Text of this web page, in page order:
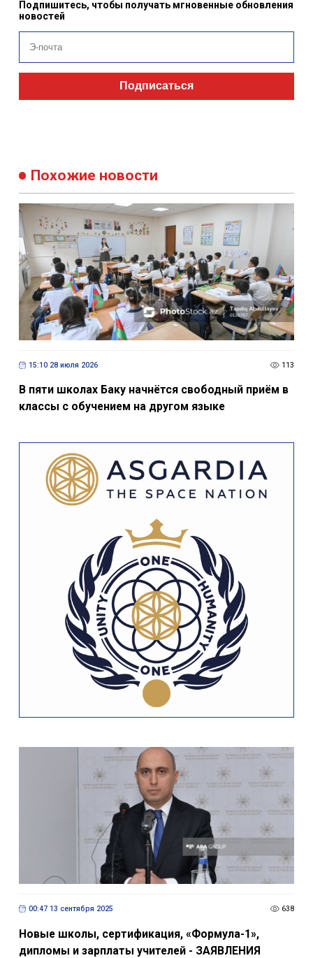
Подпишитесь, чтобы получать мгновенные обновления
новостей
Подписаться
Похожие новости
15:10 28 июля 2026 113
В пяти школах Баку начнётся свободный приём в
классы с обучением на другом языке
00:47 13 сентября 2025 638
Новые школы, сертификация, «Формула-1»,
дипломы и зарплаты учителей - ЗАЯВЛЕНИЯ